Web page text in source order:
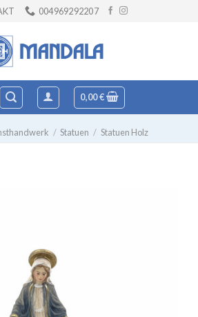
004969292207
0,00€
/ Statuen / Statuen Holz